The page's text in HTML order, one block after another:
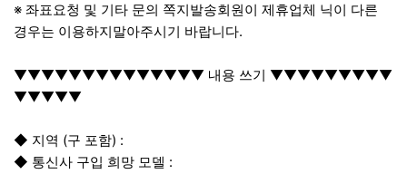
※ 좌표요청 및 기타 문의 쪽지발송회원이 제휴업체 닉이 다른
경우는 이용하지말아주시기 바랍니다.
▼▼▼▼▼▼▼▼▼▼▼▼▼▼ 내용 쓰기 ▼▼▼▼▼▼▼▼▼
▼▼▼▼▼
◆ 지역 (구 포함) :
◆ 통신사 구입 희망 모델 :